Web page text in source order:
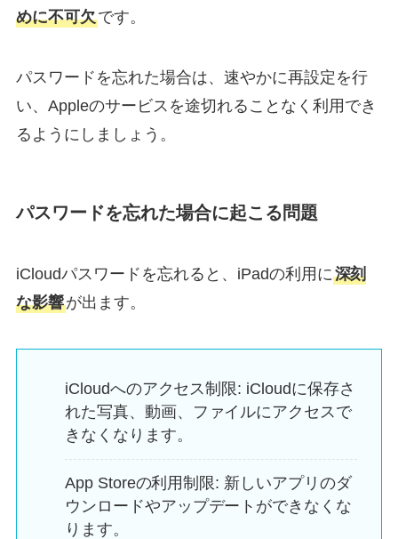
めに不可欠です。
パスワードを忘れた場合は、速やかに再設定を行
い、Appleのサービスを途切れることなく利用でき
るようにしましょう。
パスワードを忘れた場合に起こる問題
iCloudパスワードを忘れると、iPadの利用に深刻
な影響が出ます。
iCloudへのアクセス制限: iCloudに保存さ
れた写真、動画、ファイルにアクセスで
きなくなります。
App Storeの利用制限: 新しいアプリのダ
ウンロードやアップデートができなくな
ります。